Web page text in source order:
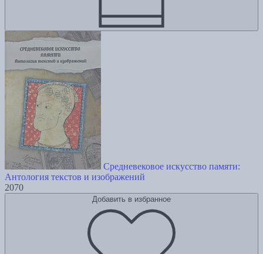
Средневековое искусство памяти:
Антология текстов и изображений
2070
Добавить в избранное